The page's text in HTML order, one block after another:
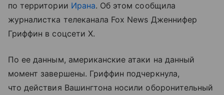
по территории Ирана. Об этом сообщила
журналистка телеканала Fox News Дженнифер
Гриффин в соцсети X.
По ее данным, американские атаки на данный
момент завершены. Гриффин подчеркнула,
что действия Вашингтона носили оборонительный